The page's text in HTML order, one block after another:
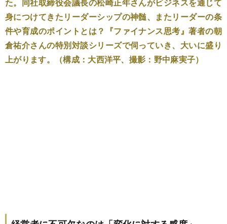
身につけてきたリーダーシップの神髄、またリーダーの条
件や育成のポイントとは？『ファイナンス思考』著者の朝
倉祐介さんの特別対談シリーズで伺っていき、大いに盛り
上がります。（構成：大西洋平、撮影：野中麻実子）